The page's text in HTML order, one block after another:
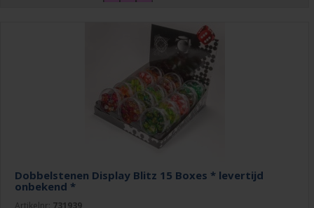
Dobbelstenen Display Blitz 15 Boxes * levertijd
onbekend *
Artikelnr: 731939